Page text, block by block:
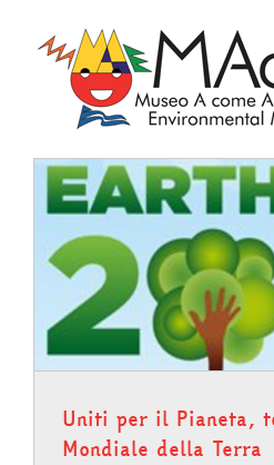
Uniti per il Pianeta,
Mondiale della Terra